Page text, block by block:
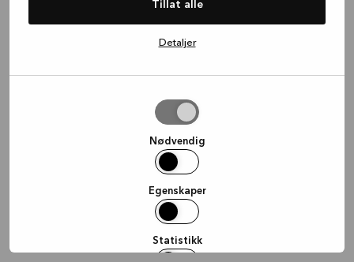
Tillat alle
Detaljer
Nødvendig
Egenskaper
Statistikk